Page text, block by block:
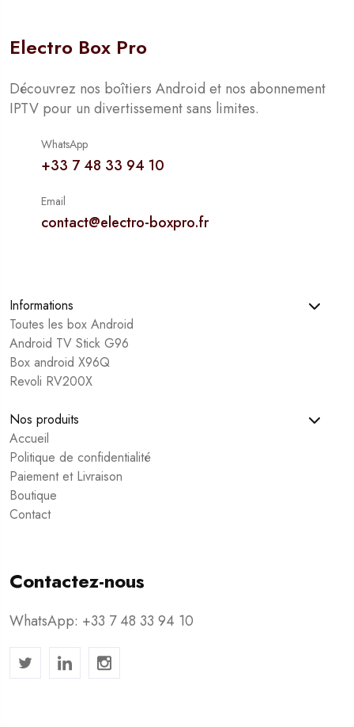
Electro Box Pro
Découvrez nos boîtiers Android et nos abonnement
IPTV pour un divertissement sans limites.
WhatsApp
+33 7 48 33 94 10
Email
contact@electro-boxpro.fr
Informations
Toutes les box Android
Android TV Stick G96
Box android X96Q
Revoli RV200X
Nos produits
Accueil
Politique de confidentialité
Paiement et Livraison
Boutique
Contact
Contactez-nous
WhatsApp: +33 7 48 33 94 10